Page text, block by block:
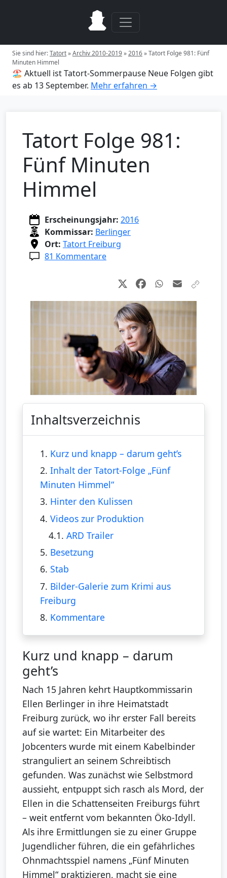
Sie sind hier:Tatort»Archiv 2010-2019»2016»Tatort Folge 981: Fünf
Minuten Himmel
🏖️ Aktuell ist Tatort-Sommerpause Neue Folgen gibt
es ab 13 September. Mehr erfahren →
Tatort Folge 981:
Fünf Minuten
Himmel
Erscheinungsjahr: 2016
Kommissar: Berlinger
Ort: Tatort Freiburg
81 Kommentare
Inhaltsverzeichnis
1. Kurz und knapp – darum geht’s
2. Inhalt der Tatort-Folge „Fünf
Minuten Himmel“
3. Hinter den Kulissen
4. Videos zur Produktion
4.1.ARD Trailer
5. Besetzung
6. Stab
7. Bilder-Galerie zum Krimi aus
Freiburg
8. Kommentare
Kurz und knapp – darum
geht’s
Nach 15 Jahren kehrt Hauptkommissarin
Ellen Berlinger in ihre Heimatstadt
Freiburg zurück, wo ihr erster Fall bereits
auf sie wartet: Ein Mitarbeiter des
Jobcenters wurde mit einem Kabelbinder
stranguliert an seinem Schreibtisch
gefunden. Was zunächst wie Selbstmord
aussieht, entpuppt sich rasch als Mord, der
Ellen in die Schattenseiten Freiburgs führt
– weit entfernt vom bekannten Öko-Idyll.
Als ihre Ermittlungen sie zu einer Gruppe
Jugendlicher führen, die ein gefährliches
Ohnmachtsspiel namens „Fünf Minuten
Himmel“ praktizieren, macht sie eine